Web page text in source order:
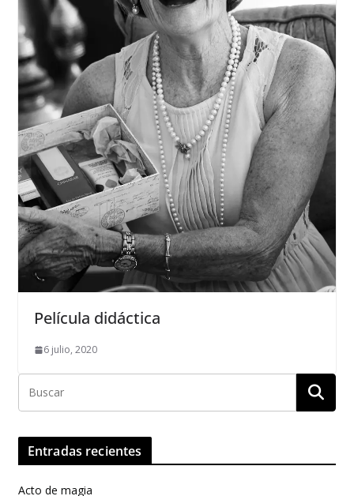
Película didáctica
6 julio, 2020
Entradas recientes
Acto de magia